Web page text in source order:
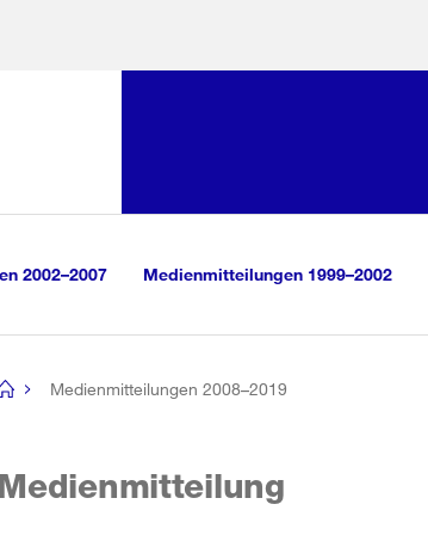
2002–2007 Medienmitteilungen 1999–2002
Medienmitteilungen 2008–2019